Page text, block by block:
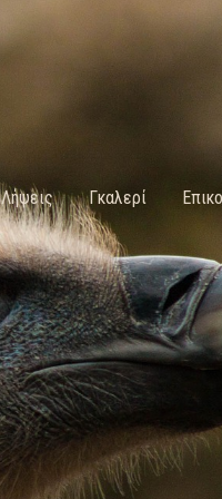
Λήψεις Γκαλερί